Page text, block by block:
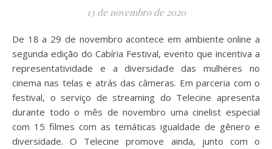
13 de novembro de 2020
De 18 a 29 de novembro acontece em ambiente online a
segunda edição do Cabíria Festival, evento que incentiva a
representatividade e a diversidade das mulheres no
cinema nas telas e atrás das câmeras. Em parceria com o
festival, o serviço de streaming do Telecine apresenta
durante todo o mês de novembro uma cinelist especial
com 15 filmes com as temáticas igualdade de gênero e
diversidade. O Telecine promove ainda, junto com o